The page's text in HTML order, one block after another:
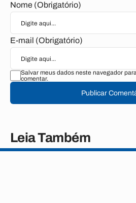
Nome (Obrigatório)
E-mail (Obrigatório)
Salvar meus dados neste navegador
comentar.
Publicar
Leia Também